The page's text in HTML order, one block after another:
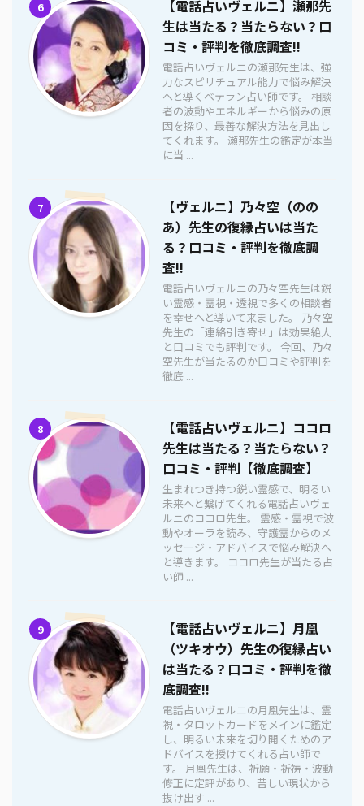
6
【電話占いヴェルニ】瀬那先
生は当たる？当たらない？口
コミ・評判を徹底調査!!
電話占いヴェルニの瀬那先生は、強
力なスピリチュアル能力で悩み解決
へと導くベテラン占い師です。 相談
者の波動やエネルギーから悩みの原
因を探り、最善な解決方法を見出し
てくれます。 瀬那先生の鑑定が本当
に当 ...
7
【ヴェルニ】乃々空（のの
あ）先生の復縁占いは当た
る？口コミ・評判を徹底調
査!!
電話占いヴェルニの乃々空先生は鋭
い霊感・霊視・透視で多くの相談者
を幸せへと導いて来ました。 乃々空
先生の「連絡引き寄せ」は効果絶大
と口コミでも評判です。 今回、乃々
空先生が当たるのか口コミや評判を
徹底 ...
8
【電話占いヴェルニ】ココロ
先生は当たる？当たらない？
口コミ・評判【徹底調査】
生まれつき持つ鋭い霊感で、明るい
未来へと繋げてくれる電話占いヴェ
ルニのココロ先生。 霊感・霊視で波
動やオーラを読み、守護霊からのメ
ッセージ・アドバイスで悩み解決へ
と導きます。 ココロ先生が当たる占
い師 ...
9
【電話占いヴェルニ】月凰
（ツキオウ）先生の復縁占い
は当たる？口コミ・評判を徹
底調査!!
電話占いヴェルニの月凰先生は、霊
視・タロットカードをメインに鑑定
し、明るい未来を切り開くためのア
ドバイスを授けてくれる占い師で
す。 月凰先生は、祈願・祈祷・波動
修正に定評があり、苦しい現状から
抜け出す ...